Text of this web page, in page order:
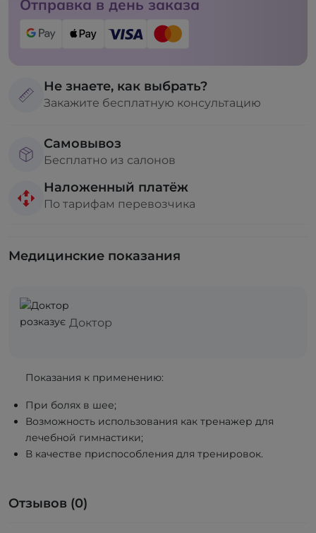
Отправка в день заказа
Не знаете, как выбрать?
Закажите бесплатную консультацию
Самовывоз
Бесплатно из салонов
Наложенный платёж
По тарифам перевозчика
Медицинские показания
Доктор
Показания к применению:
При болях в шее;
Возможность использования как тренажер для
лечебной гимнастики;
В качестве приспособления для тренировок.
Отзывов (0)